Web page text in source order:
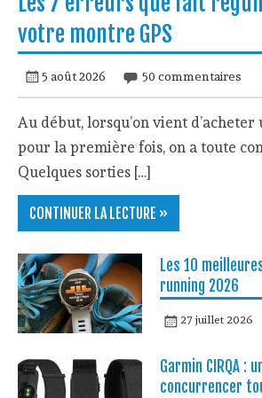
votre montre GPS
5 août 2026 50 commentaires
Au début, lorsqu’on vient d’acheter
pour la première fois, on a toute
Quelques sorties […]
CONTINUER LA LECTURE »
Les 10
running 2026
27 juillet 2026
Garmin CIRQA :
concurrencer